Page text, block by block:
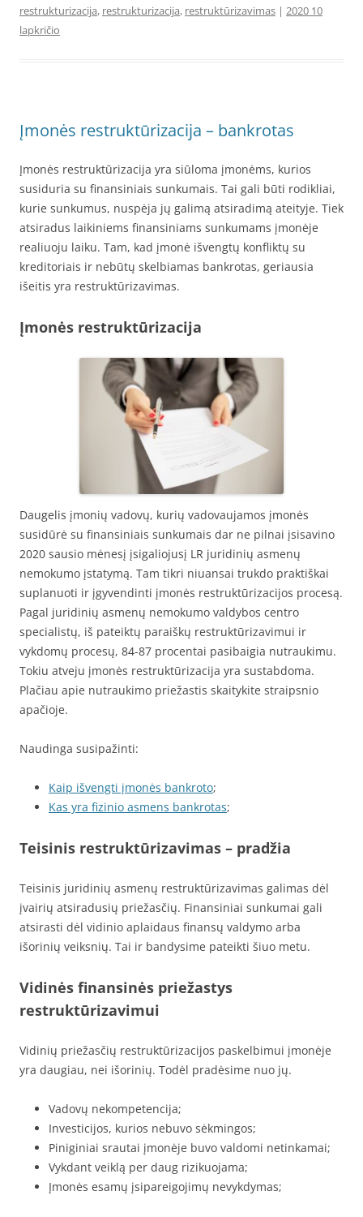
restrukturizacija, restrukturizacija, restruktūrizavimas | 2020 10
lapkričio
Įmonės restruktūrizacija – bankrotas
Įmonės restruktūrizacija yra siūloma įmonėms, kurios
susiduria su finansiniais sunkumais. Tai gali būti rodikliai,
kurie sunkumus, nuspėja jų galimą atsiradimą ateityje. Tiek
atsiradus laikiniems finansiniams sunkumams įmonėje
realiuoju laiku. Tam, kad įmonė išvengtų konfliktų su
kreditoriais ir nebūtų skelbiamas bankrotas, geriausia
išeitis yra restruktūrizavimas.
Įmonės restruktūrizacija
Daugelis įmonių vadovų, kurių vadovaujamos įmonės
susidūrė su finansiniais sunkumais dar ne pilnai įsisavino
2020 sausio mėnesį įsigaliojusį LR juridinių asmenų
nemokumo įstatymą. Tam tikri niuansai trukdo praktiškai
suplanuoti ir įgyvendinti įmonės restruktūrizacijos procesą.
Pagal juridinių asmenų nemokumo valdybos centro
specialistų, iš pateiktų paraiškų restruktūrizavimui ir
vykdomų procesų, 84-87 procentai pasibaigia nutraukimu.
Tokiu atveju įmonės restruktūrizacija yra sustabdoma.
Plačiau apie nutraukimo priežastis skaitykite straipsnio
apačioje.
Naudinga susipažinti:
Kaip išvengti įmonės bankroto;
Kas yra fizinio asmens bankrotas;
Teisinis restruktūrizavimas – pradžia
Teisinis juridinių asmenų restruktūrizavimas galimas dėl
įvairių atsiradusių priežasčių. Finansiniai sunkumai gali
atsirasti dėl vidinio aplaidaus finansų valdymo arba
išorinių veiksnių. Tai ir bandysime pateikti šiuo metu.
Vidinės finansinės priežastys
restruktūrizavimui
Vidinių priežasčių restruktūrizacijos paskelbimui įmonėje
yra daugiau, nei išorinių. Todėl pradėsime nuo jų.
Vadovų nekompetencija;
Investicijos, kurios nebuvo sėkmingos;
Piniginiai srautai įmonėje buvo valdomi netinkamai;
Vykdant veiklą per daug rizikuojama;
Įmonės esamų įsipareigojimų nevykdymas;